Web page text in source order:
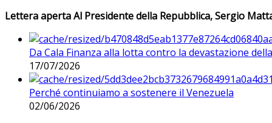
Lettera aperta Al Presidente della Repubblica, Sergio
Da Cala Finanza alla lotta contro la devastazione
17/07/2026
Perché continuiamo a sostenere il Venezuela
02/06/2026